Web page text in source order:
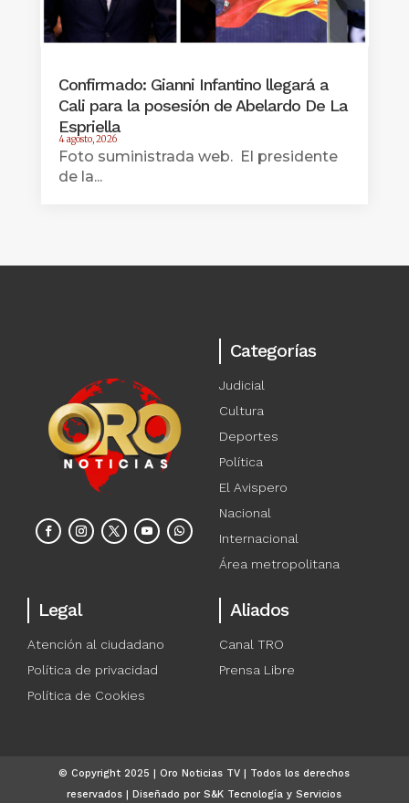
Confirmado: Gianni Infantino llegará a
Cali para la posesión de Abelardo De La
Espriella
4 agosto, 2026
Foto suministrada web. El presidente
de la...
Categorías
Judicial
Cultura
Deportes
Política
El Avispero
Nacional
Internacional
Área metropolitana
Legal
Atención al ciudadano
Política de privacidad
Política de Cookies
Aliados
Canal TRO
Prensa Libre
© Copyright 2025 | Oro Noticias TV | Todos los derechos
reservados | Diseñado por S&K Tecnología y Servicios